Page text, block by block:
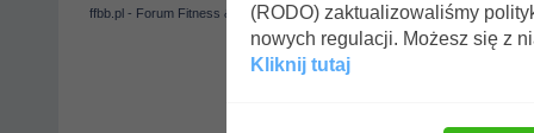
ffbb.pl - Forum Fitness & BodyBuilding
Uwaga!
(RODO) zaktualizowaliśmy
nowych regulacji. Możesz się z
Kliknij tutaj